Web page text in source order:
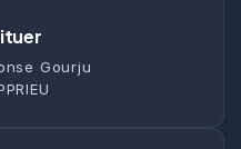
Gourju